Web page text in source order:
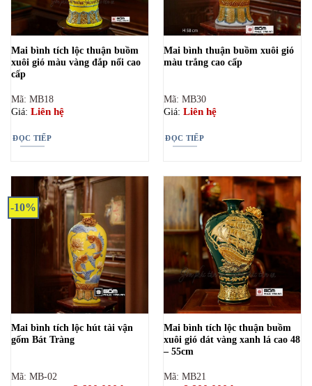
Mai bình tích lộc thuận buồm
xuôi gió màu vàng đắp nổi cao
cấp
Mã: MB18
Giá: Liên hệ
ĐỌC TIẾP
Mai bình thuận buồm xuôi gió
màu trắng cao cấp
Mã: MB30
Giá: Liên hệ
ĐỌC TIẾP
-10%
Mai bình tích lộc hút tài vận
gốm Bát Tràng
Mã: MB-02
Mai bình tích lộc thuận buồm
xuôi gió dát vàng xanh lá cao 48
– 55cm
Mã: MB21